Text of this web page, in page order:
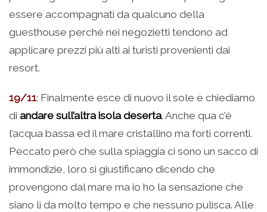
essere accompagnati da qualcuno della
guesthouse perché nei negozietti tendono ad
applicare prezzi più alti ai turisti provenienti dai
resort.
19/11: Finalmente esce di nuovo il sole e chiediamo
di andare sull’altra isola deserta. Anche qua c’è
l’acqua bassa ed il mare cristallino ma forti correnti.
Peccato però che sulla spiaggia ci sono un sacco di
immondizie, loro si giustificano dicendo che
provengono dal mare ma io ho la sensazione che
siano lì da molto tempo e che nessuno pulisca. Alle